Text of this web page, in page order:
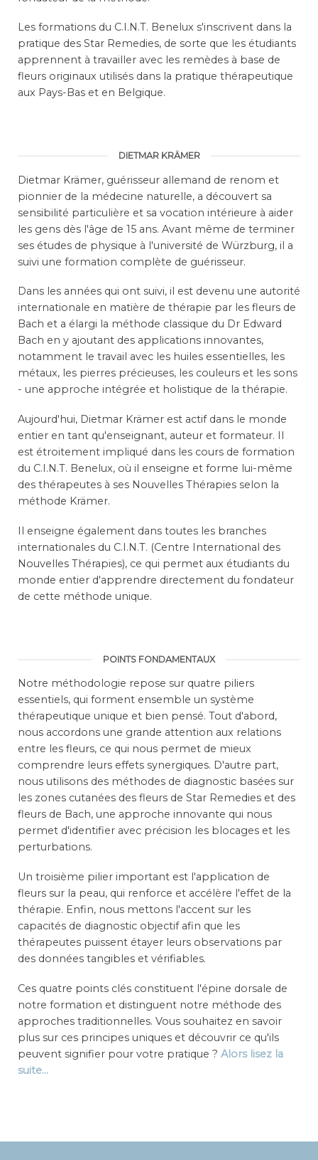
Les formations du C.I.N.T. Benelux s'inscrivent dans la
pratique des Star Remedies, de sorte que les étudiants
apprennent à travailler avec les remèdes à base de
fleurs originaux utilisés dans la pratique thérapeutique
aux Pays-Bas et en Belgique.
DIETMAR KRÄMER
Dietmar Krämer, guérisseur allemand de renom et
pionnier de la médecine naturelle, a découvert sa
sensibilité particulière et sa vocation intérieure à aider
les gens dès l'âge de 15 ans. Avant même de terminer
ses études de physique à l'université de Würzburg, il a
suivi une formation complète de guérisseur.
Dans les années qui ont suivi, il est devenu une autorité
internationale en matière de thérapie par les fleurs de
Bach et a élargi la méthode classique du Dr Edward
Bach en y ajoutant des applications innovantes,
notamment le travail avec les huiles essentielles, les
métaux, les pierres précieuses, les couleurs et les sons
- une approche intégrée et holistique de la thérapie.
Aujourd'hui, Dietmar Krämer est actif dans le monde
entier en tant qu'enseignant, auteur et formateur. Il
est étroitement impliqué dans les cours de formation
du C.I.N.T. Benelux, où il enseigne et forme lui-même
des thérapeutes à ses Nouvelles Thérapies selon la
méthode Krämer.
Il enseigne également dans toutes les branches
internationales du C.I.N.T. (Centre International des
Nouvelles Thérapies), ce qui permet aux étudiants du
monde entier d'apprendre directement du fondateur
de cette méthode unique.
POINTS FONDAMENTAUX
Notre méthodologie repose sur quatre piliers
essentiels, qui forment ensemble un système
thérapeutique unique et bien pensé. Tout d'abord,
nous accordons une grande attention aux relations
entre les fleurs, ce qui nous permet de mieux
comprendre leurs effets synergiques. D'autre part,
nous utilisons des méthodes de diagnostic basées sur
les zones cutanées des fleurs de Star Remedies et des
fleurs de Bach, une approche innovante qui nous
permet d'identifier avec précision les blocages et les
perturbations.
Un troisième pilier important est l'application de
fleurs sur la peau, qui renforce et accélère l'effet de la
thérapie. Enfin, nous mettons l'accent sur les
capacités de diagnostic objectif afin que les
thérapeutes puissent étayer leurs observations par
des données tangibles et vérifiables.
Ces quatre points clés constituent l'épine dorsale de
notre formation et distinguent notre méthode des
approches traditionnelles. Vous souhaitez en savoir
plus sur ces principes uniques et découvrir ce qu'ils
peuvent signifier pour votre pratique ? Alors lisez la
suite...